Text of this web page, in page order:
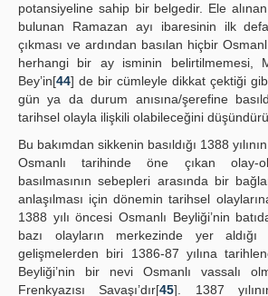
potansiyeline sahip bir belgedir. Ele
bulunan Ramazan ayı ibaresinin ilk
çıkması ve ardından basılan hiçbir
herhangi bir ay isminin belirtilmemesi,
Bey’in[44] de bir cümleyle dikkat çektiği
gün ya da durum anısına/şerefine
tarihsel olayla ilişkili olabileceğini
Bu bakımdan sikkenin basıldığı 1388
Osmanlı tarihinde öne çıkan olay-
basılmasının sebepleri arasında bir
anlaşılması için dönemin tarihsel
1388 yılı öncesi Osmanlı Beyliği’nin
bazı olayların merkezinde yer aldığı
gelişmelerden biri 1386-87 yılına
Beyliği’nin bir nevi Osmanlı vassalı
Frenkyazısı Savaşı’dır[45]. 1387